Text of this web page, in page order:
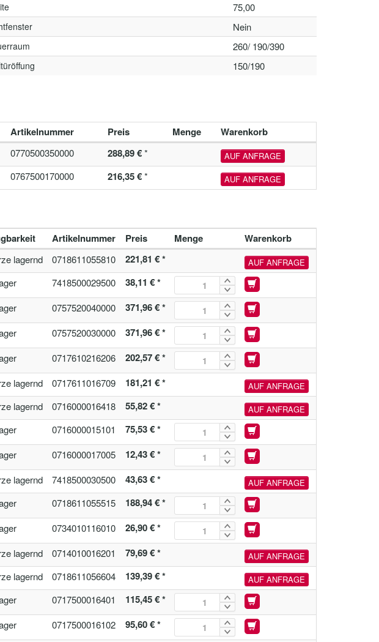
75,00
Nein
260/ 190/390
150/190
Artikelnummer Preis Menge Warenkorb
0770500350000 288,89 €* AUF ANFRAGE
0767500170000 216,35 €* AUF ANFRAGE
Artikelnummer Preis Menge Warenkorb
lagernd 0718611055810 221,81 € * AUF ANFRAGE
7418500029500 38,11 € *
0757520040000 371,96 € *
0757520030000 371,96 € *
0717610216206 202,57 € *
lagernd 0717611016709 181,21 € * AUF ANFRAGE
lagernd 0716000016418 55,82 € * AUF ANFRAGE
0716000015101 75,53 € *
0716000017005 12,43 € *
lagernd 7418500030500 43,63 € * AUF ANFRAGE
0718611055515 188,94 € *
0734010116010 26,90 € *
lagernd 0714010016201 79,69 € * AUF ANFRAGE
lagernd 0718611056604 139,39 € * AUF ANFRAGE
0717500016401 115,45 € *
0717500016102 95,60 € *